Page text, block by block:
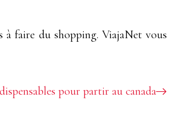
à faire du shopping. ViajaNet vous
pour partir au canada